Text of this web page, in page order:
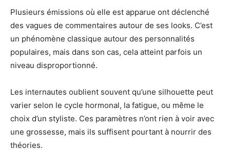
Plusieurs émissions où elle est apparue ont déclenché
des vagues de commentaires autour de ses looks. C’est
un phénomène classique autour des personnalités
populaires, mais dans son cas, cela atteint parfois un
niveau disproportionné.
Les internautes oublient souvent qu’une silhouette peut
varier selon le cycle hormonal, la fatigue, ou même le
choix d’un styliste. Ces paramètres n’ont rien à voir avec
une grossesse, mais ils suffisent pourtant à nourrir des
théories.